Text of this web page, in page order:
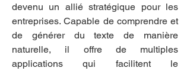
devenu un allié stratégique pour les
entreprises. Capable de comprendre et
de générer du texte de manière
naturelle, il offre de multiples
applications qui facilitent le